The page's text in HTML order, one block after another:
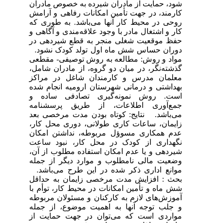
شود، حمایت از مادران شیرده به خصوص مادران
کارمند، در جهت تأمین امکانات رفاهی و آرامش
روحی در محیط کار آنها می‌باشد. به طوری که
کار و اشتغال مادر با وجود علاقه‌مندی و آگاهی و
حفظ موقعیت شغلی منجر به قطع شیردهی در
دوران حساس شش ماه اول تولد کودک نشود.
مواد و روش: مطالعه به روش توصیفی- مقطعی
گذشته‌نگر، در میان دو گروه، از مادران شامل،
معلمان مدرس و کارمندان شاغل در مراکز
بهداشتی و درمانی شهرستان ارومیه انجام شده
است. روش نمونه‌گیری تصادفی ساده و
جمع‌آوری اطلاعات، از طریق پرسشنامه
می‌باشد. نتایج: کوتاه بودن مدت مرخصی بعد
زایمان، ساعات کاری طولانی، دوری محل کار،
عدم همکاری مسوؤل مربوطه، نداشتن امکان
نگهداری از کودک در محل کار، نبود ساعت
شیردهی و یا عدم امکان استفاده مطلوب از آن،
وضعیت مالی نامطلوب و موارد دیگر از جمله
موانع اداری ذکر شده در این طرح می‌باشد.
بحث : افزایش مدت مرخصی زایمان به حداقل
شش ماه و تأمین امکانات در محیط کار، توأم با
آموزش‌های لازم به کارکنان و مسئولان مربوطه
و جلب توجه آنها به اهمیت موضوع، از جمله
مواردی است که می‌توان در جهت حمایت از